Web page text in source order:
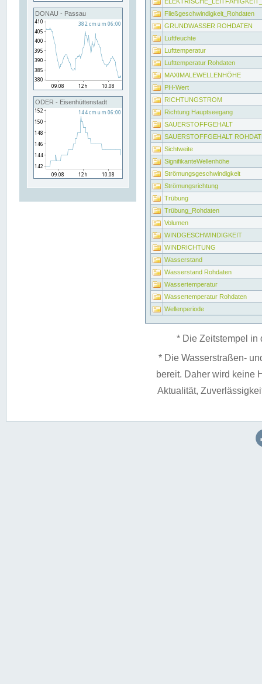
DONAU - Passau
ODER - Eisenhüttenstadt
Fließgeschwindigkeit_Rohdaten
GRUNDWASSER ROHDATEN
Luftfeuchte
Lufttemperatur
Lufttemperatur Rohdaten
MAXIMALEWELLENHÖHE
PH-Wert
RICHTUNGSTROM
Richtung Hauptseegang
SAUERSTOFFGEHALT
SAUERSTOFFGEHALT
Sichtweite
SignifikanteWellenhöhe
Strömungsgeschwindigkeit
Strömungsrichtung
Trübung
Trübung_Rohdaten
Volumen
WINDGESCHWINDIGKEIT
WINDRICHTUNG
Wasserstand
Wasserstand Rohdaten
Wassertemperatur
Wassertemperatur Rohdaten
Wellenperiode
* Die Zeitstempel in
* Die Wasserstraßen-
bereit. Daher wird keine
Aktualität,